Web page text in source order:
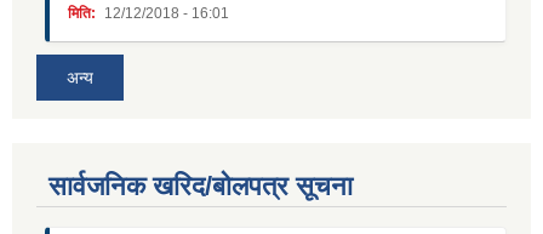
मिति: 12/12/2018 - 16:01
अन्य
सार्वजनिक खरिद/बोलपत्र सूचना